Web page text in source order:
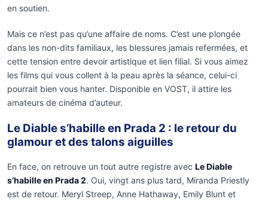
en soutien.
Mais ce n’est pas qu’une affaire de noms. C’est une plongée
dans les non-dits familiaux, les blessures jamais refermées, et
cette tension entre devoir artistique et lien filial. Si vous aimez
les films qui vous collent à la peau après la séance, celui-ci
pourrait bien vous hanter. Disponible en VOST, il attire les
amateurs de cinéma d’auteur.
Le Diable s’habille en Prada 2 : le retour du
glamour et des talons aiguilles
En face, on retrouve un tout autre registre avec Le Diable
s’habille en Prada 2. Oui, vingt ans plus tard, Miranda Priestly
est de retour. Meryl Streep, Anne Hathaway, Emily Blunt et